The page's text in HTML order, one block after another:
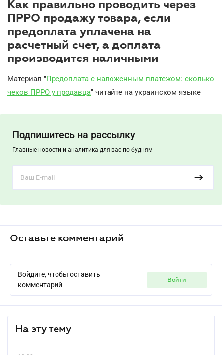
Как правильно проводить через
ПРРО продажу товара, если
предоплата уплачена на
расчетный счет, а доплата
производится наличными
Материал " Предоплата с наложенным платежом: сколько
чеков ПРРО у продавца " читайте на украинском языке
Подпишитесь на рассылку
Главные новости и аналитика для вас по будням
Оставьте комментарий
Войдите, чтобы оставить
комментарий
войти
На эту тему